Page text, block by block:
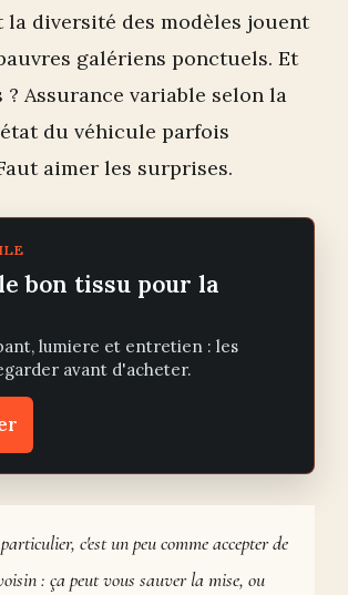
la diversité des modèles jouent
galériens ponctuels. Et
? Assurance variable selon la
du véhicule parfois
aimer les surprises.
bon tissu pour la
lumiere et entretien : les
avant d'acheter.
c'est un peu comme accepter de
: ça peut vous sauver la mise, ou